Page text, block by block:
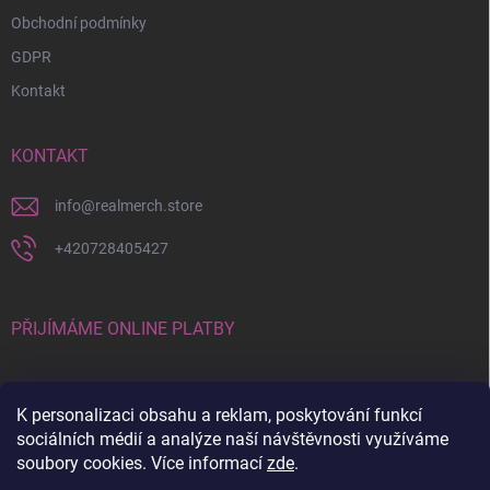
K personalizaci obsahu a reklam, poskytování funkcí
sociálních médií a analýze naší návštěvnosti využíváme
soubory cookies. Více informací zde.
Obchodní podmínky
GDPR
Kontakt
KONTAKT
info@realmerch.store
+420728405427
PŘIJÍMÁME ONLINE PLATBY
Stav objednávky a vrácení zboží